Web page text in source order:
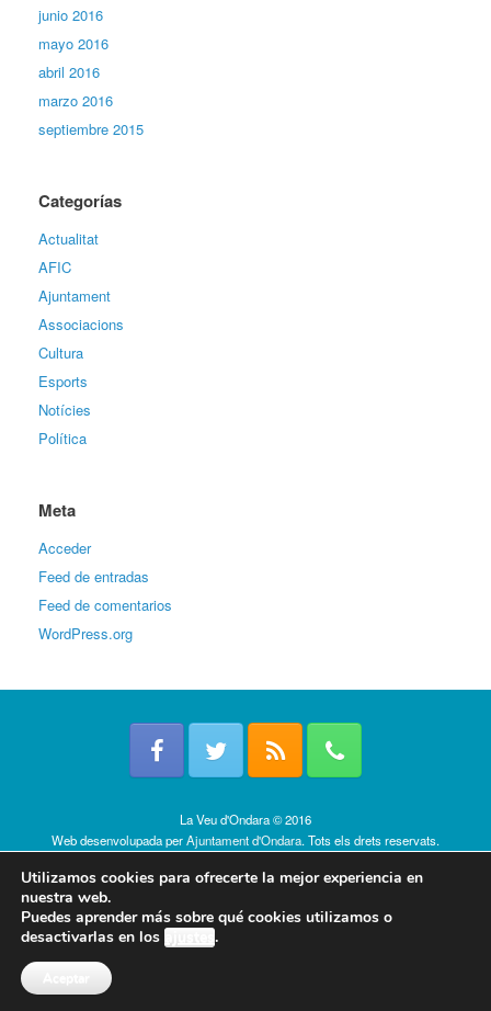
junio 2016
mayo 2016
abril 2016
marzo 2016
septiembre 2015
Categorías
Actualitat
AFIC
Ajuntament
Associacions
Cultura
Esports
Notícies
Política
Meta
Acceder
Feed de entradas
Feed de comentarios
WordPress.org
La Veu d'Ondara © 2016
Web desenvolupada perAjuntament d'Ondara. Tots els drets reservats.
Utilizamos cookies para ofrecerte la mejor experiencia en
nuestra web.
Puedes aprender más sobre qué cookies utilizamos o
desactivarlas en los ajustes.